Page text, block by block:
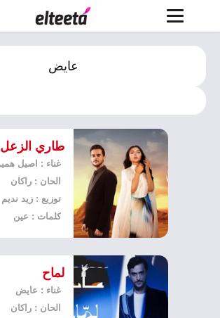
عايض
طاري الزعل
الحان : راكان
توزيع : زيد نديم
كلمات : عين
لماح
غناء : عايض
الحان : راكان